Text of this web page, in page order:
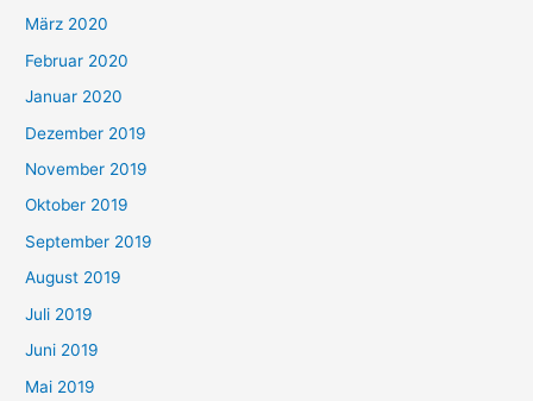
März 2020
Februar 2020
Januar 2020
Dezember 2019
November 2019
Oktober 2019
September 2019
August 2019
Juli 2019
Juni 2019
Mai 2019